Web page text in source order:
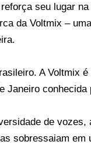
seu lugar
da Voltmix –
A Voltmix
Janeiro
de
sobressaiam em